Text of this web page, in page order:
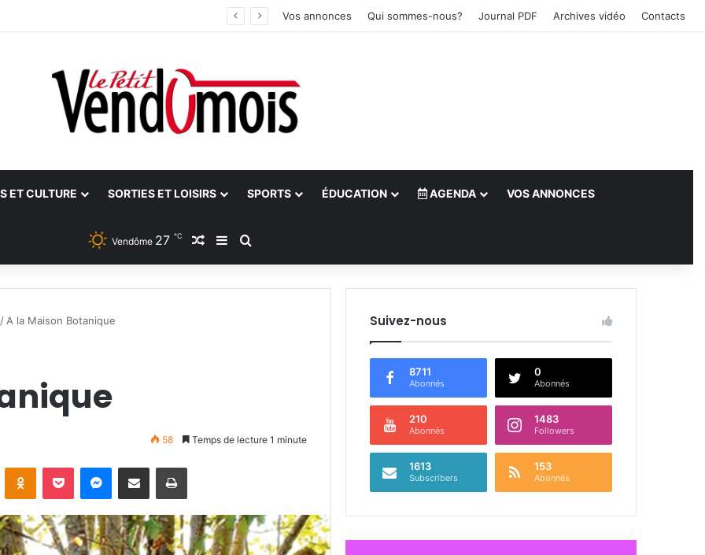
Vos annonces Qui sommes-nous? Journal PDF Archives vidéo Contacts
ET CULTURE SORTIES ET LOISIRS SPORTS ÉDUCATION AGENDA VOS ANNONCES
Vendôme 27 ℃ Article Aléatoire
Sidebar (barre latérale)
Rechercher
/ A la Maison Botanique
58 Temps de lecture 1 minute
Suivez-nous
8711
Abonnés
0
Abonnés
210
Abonnés
1483
Followers
1613
Subscribers
153
Abonnés